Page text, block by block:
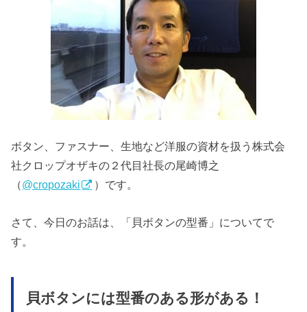
ボタン、ファスナー、生地など洋服の資材を扱う株式会
社クロップオザキの２代目社長の尾崎博之
（@cropozaki ）です。
さて、今日のお話は、「貝ボタンの型番」についてで
す。
貝ボタンには型番のある形がある！